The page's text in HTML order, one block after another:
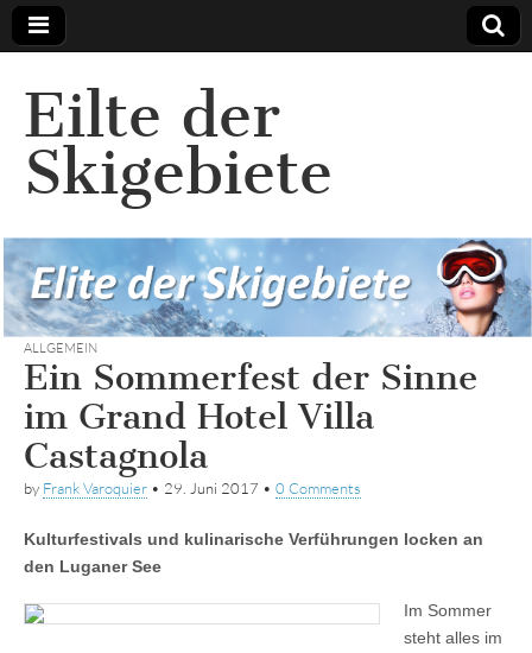
Eilte der
Skigebiete
ALLGEMEIN
Ein Sommerfest der Sinne
im Grand Hotel Villa
Castagnola
by Frank Varoquier • 29. Juni 2017 • 0 Comments
Kulturfestivals und kulinarische Verführungen locken an
den Luganer See
Im Sommer
steht alles im